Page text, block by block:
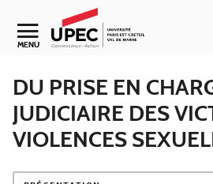
Aller au contenu
Navigation secondaire
MENU
DU PRISE EN
JUDICIAIRE DES
VIOLENCES